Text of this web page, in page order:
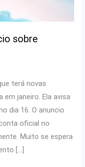
sobre
terá novas
em janeiro. Ela avisa
dia 16. O anuncio
oficial no
Muito se espera
[…]